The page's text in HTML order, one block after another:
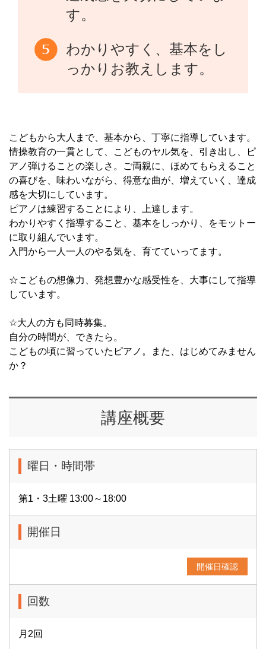
す。
わかりやすく、基本をし
っかりお教えします。
こどもから大人まで、基本から、丁寧に指導しています。
情操教育の一貫として、こどものヤル気を、引き出し、ピ
アノ弾けることの楽しさ。ご両親に、ほめてもらえること
の喜びを、味わいながら、得意な曲が、増えていく、達成
感を大切にしています。
ピアノは練習することにより、上達します。
わかりやすく指導すること、基本をしっかり、をモットー
に取り組んでいます。
入門から一人一人のやる気を、育てていってます。
☆こどもの想像力、発想豊かな感受性を、大事にして指導
しています。
☆大人の方も同時募集。
自分の時間が、できたら。
こどもの頃に習っていたピアノ。また、はじめてみません
か？
講座概要
曜日・時間帯
第1・3土曜 13:00～18:00
開催日
開催日確認
回数
月2回